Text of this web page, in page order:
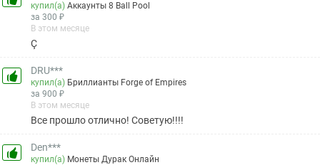
купил(а)Аккаунты 8 Ball Pool
за 300 ₽
В этом месяце
Ç
DRU***
купил(а) Бриллианты Forge of Empires
за 900 ₽
В этом месяце
Все прошло отлично! Советую!!!!
Den***
купил(а) Монеты Дурак Онлайн